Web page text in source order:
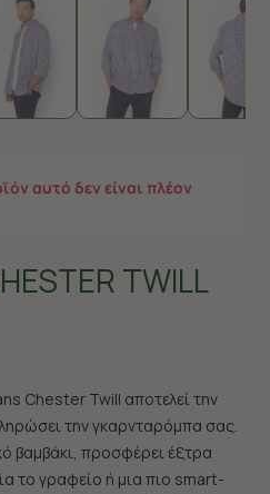
αυτό δεν είναι πλέον
TWILL
Chester Twill αποτελεί την
την γκαρνταρόμπα σας.
βαμβάκι, προσφέρει έξτρα
το γραφείο ή μια πιο smart-